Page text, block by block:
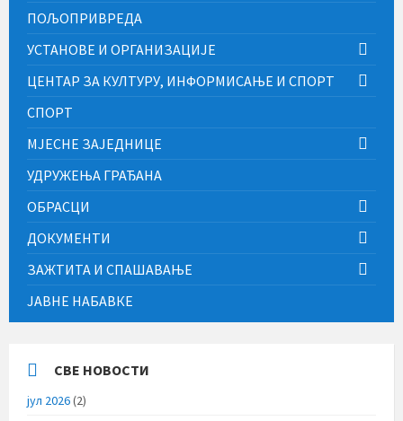
ПОЉОПРИВРЕДА
УСТАНОВЕ И ОРГАНИЗАЦИЈЕ
ЦЕНТАР ЗА КУЛТУРУ, ИНФОРМИСАЊЕ И СПОРТ
СПОРТ
МЈЕСНЕ ЗАЈЕДНИЦЕ
УДРУЖЕЊА ГРАЂАНА
ОБРАСЦИ
ДОКУМЕНТИ
ЗАЖТИТА И СПАШАВАЊЕ
ЈАВНЕ НАБАВКЕ
СВЕ НОВОСТИ
јул 2026(2)